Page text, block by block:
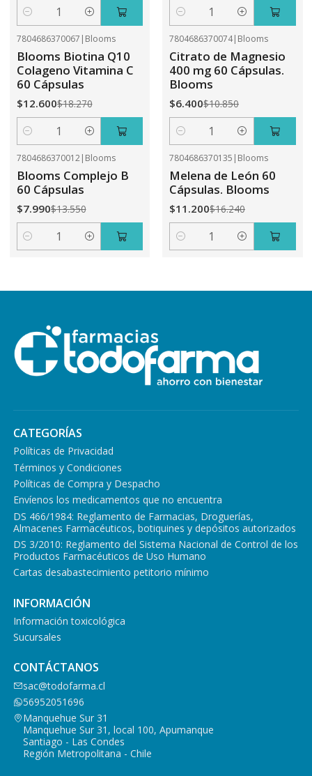
Cantidad Cantidad
7804686370067 | Blooms
Blooms Biotina Q10
Colageno Vitamina C
60 Cápsulas
$12.600$18.270
Cantidad
7804686370074| Blooms
Citrato de Magnesio
400 mg 60 Cápsulas.
Blooms
$6.400$10.850
Cantidad
7804686370012| Blooms
Blooms Complejo B
60 Cápsulas
$7.990$13.550
Cantidad
7804686370135 | Blooms
Melena de León 60
Cápsulas. Blooms
$11.200$16.240
Cantidad
CATEGORÍAS
Políticas de Privacidad
Términos y Condiciones
Políticas de Compra y Despacho
Envíenos los medicamentos que no encuentra
DS 466/1984: Reglamento de Farmacias, Droguerías,
Almacenes Farmacéuticos, botiquines y depósitos autorizados
DS 3/2010: Reglamento del Sistema Nacional de Control de los
Productos Farmacéuticos de Uso Humano
Cartas desabastecimiento petitorio mínimo
INFORMACIÓN
Información toxicológica
Sucursales
CONTÁCTANOS
sac@todofarma.cl
56952051696
Manquehue Sur 31
Manquehue Sur 31, local 100, Apumanque
Santiago - Las Condes
Región Metropolitana - Chile